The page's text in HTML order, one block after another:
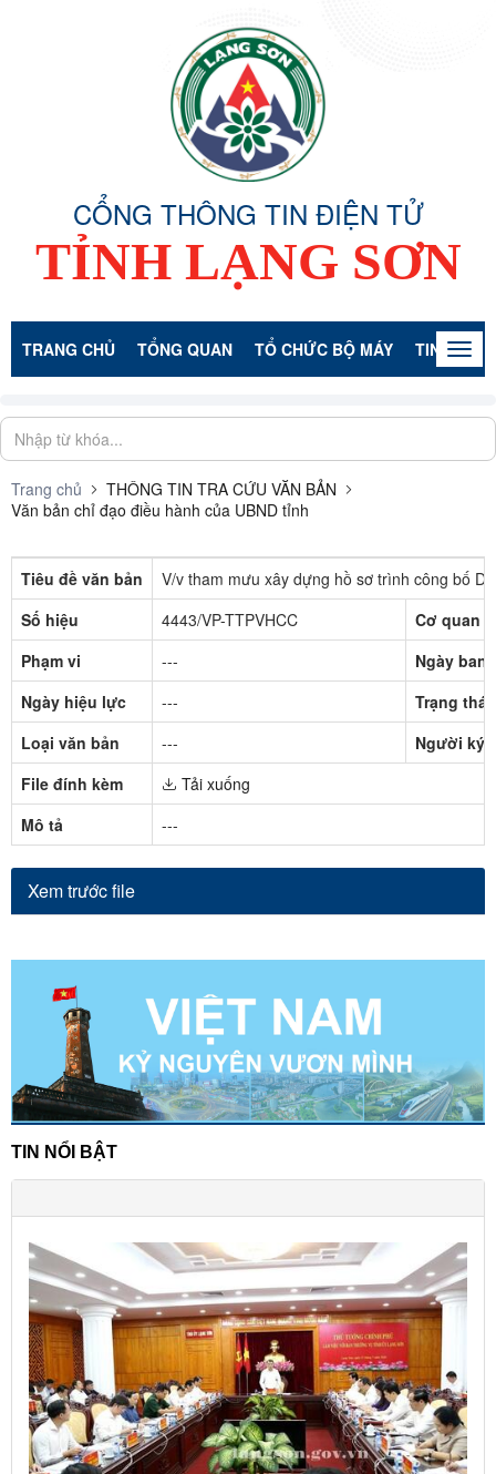
CỔNG THÔNG TIN ĐIỆN TỬ
TỈNH LẠNG SƠN
TRANG CHỦ TỔNG QUAN TỔ CHỨC BỘ MÁY TIN TỨC -
Trang chủ
THÔNG TIN TRA CỨU VĂN BẢN
Văn bản chỉ đạo điều hành của UBND tỉnh
Tiêu đề văn bản
V/v tham mưu xây dựng hồ sơ trình công bố
Số hiệu
4443/VP-TTPVHCC
Cơ quan
Phạm vi
---
Ngày ban
Ngày hiệu lực
---
Trạng thái
Loại văn bản
---
Người ký
File đính kèm
Tải xuống
Mô tả
---
Xem trước file
TIN NỔI BẬT